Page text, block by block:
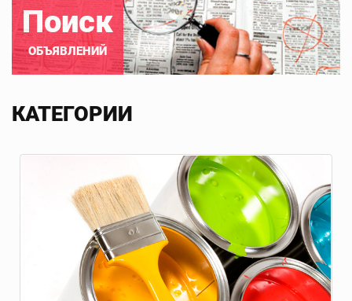
Поиск
ОБЪЯВЛЕНИЙ
КАТЕГОРИИ